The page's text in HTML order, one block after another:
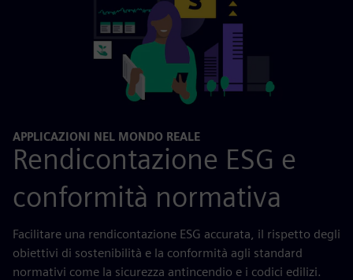
APPLICAZIONI NEL MONDO REALE
Rendicontazione ESG e
conformità normativa
Facilitare una rendicontazione ESG accurata, il rispetto degli
obiettivi di sostenibilità e la conformità agli standard
normativi come la sicurezza antincendio e i codici edilizi.